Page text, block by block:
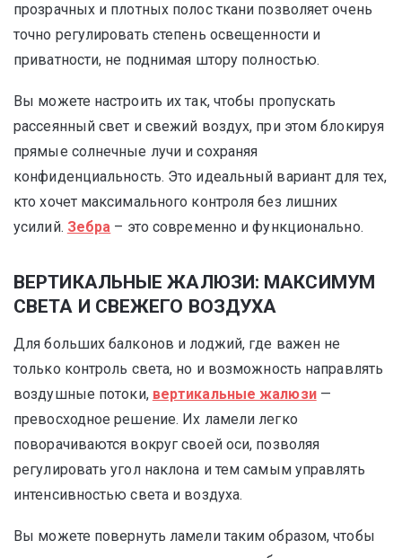
прозрачных и плотных полос ткани позволяет очень
точно регулировать степень освещенности и
приватности, не поднимая штору полностью.
Вы можете настроить их так, чтобы пропускать
рассеянный свет и свежий воздух, при этом блокируя
прямые солнечные лучи и сохраняя
конфиденциальность. Это идеальный вариант для тех,
кто хочет максимального контроля без лишних
усилий. Зебра – это современно и функционально.
ВЕРТИКАЛЬНЫЕ ЖАЛЮЗИ: МАКСИМУМ
СВЕТА И СВЕЖЕГО ВОЗДУХА
Для больших балконов и лоджий, где важен не
только контроль света, но и возможность направлять
воздушные потоки, вертикальные жалюзи—
превосходное решение. Их ламели легко
поворачиваются вокруг своей оси, позволяя
регулировать угол наклона и тем самым управлять
интенсивностью света и воздуха.
Вы можете повернуть ламели таким образом, чтобы